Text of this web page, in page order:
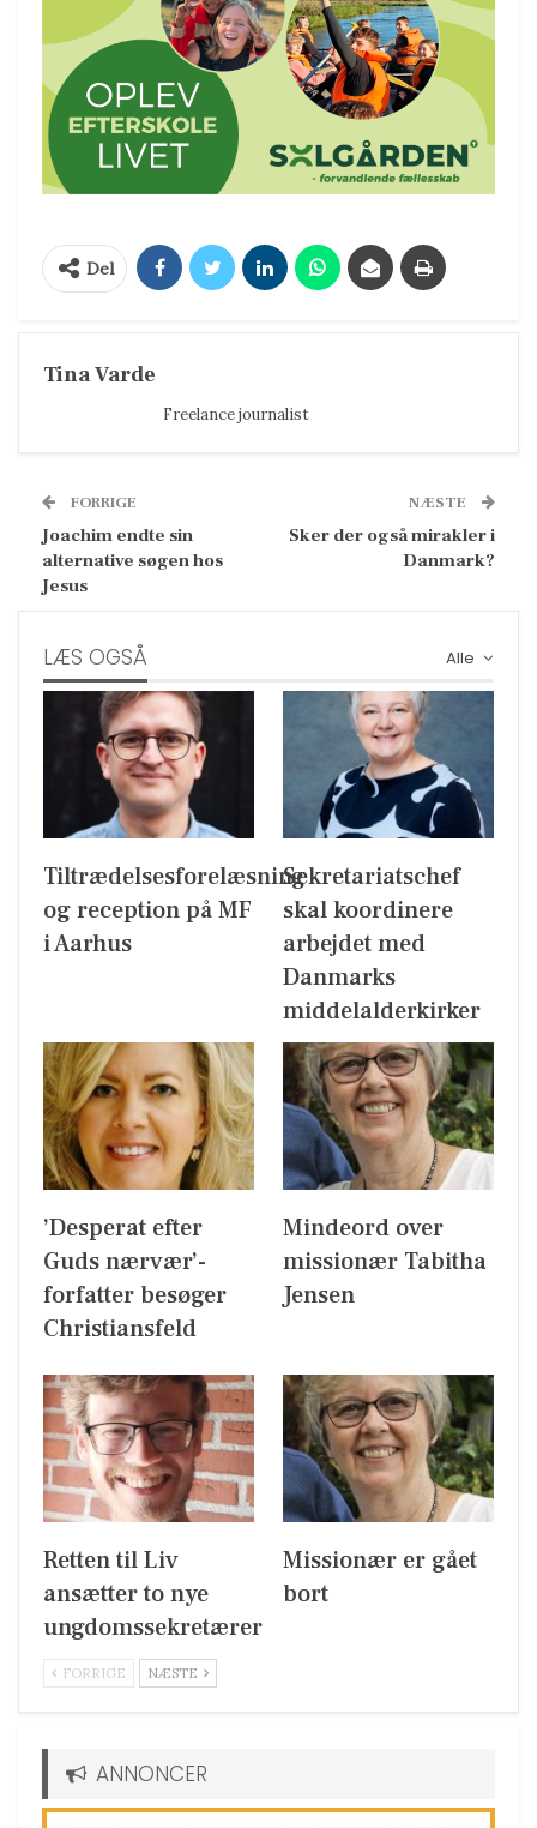
Del
Tina Varde
Freelance journalist
FORRIGE
Joachim endte sin
alternative søgen hos
Jesus
NÆSTE
Sker der også mirakler i
Danmark?
Alle
LÆS OGSÅ
Tiltrædelsesforelæsning
og reception på MF
i Aarhus
Sekretariatschef
skal koordinere
arbejdet med
Danmarks
middelalderkirker
’Desperat efter
Guds nærvær’-
forfatter besøger
Christiansfeld
Mindeord over
missionær Tabitha
Jensen
Retten til Liv
ansætter to nye
ungdomssekretærer
Missionær er gået
bort
FORRIGE NÆSTE
ANNONCER